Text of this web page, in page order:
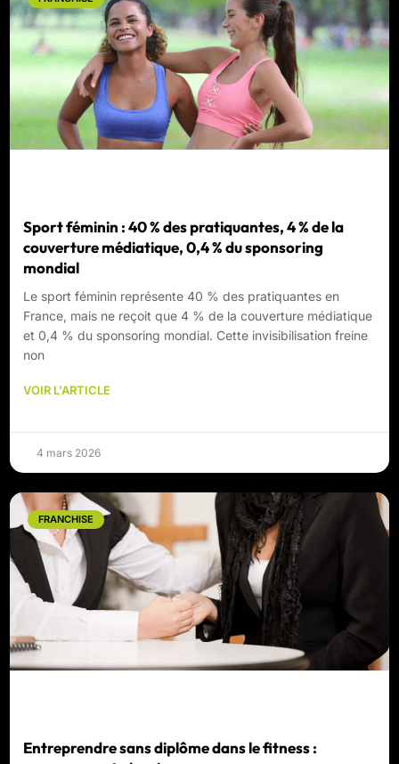
Sport féminin : 40 % des pratiquantes, 4 % de la
couverture médiatique, 0,4 % du sponsoring
mondial
Le sport féminin représente 40 % des pratiquantes en
France, mais ne reçoit que 4 % de la couverture médiatique
et 0,4 % du sponsoring mondial. Cette invisibilisation freine
non
VOIR L'ARTICLE
4 mars 2026
FRANCHISE
Entreprendre sans diplôme dans le fitness :